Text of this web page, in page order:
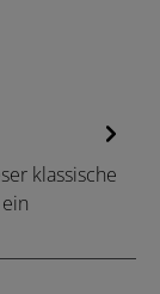
klassische